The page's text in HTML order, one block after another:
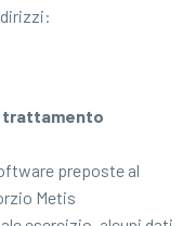
trattamento
preposte al
Metis